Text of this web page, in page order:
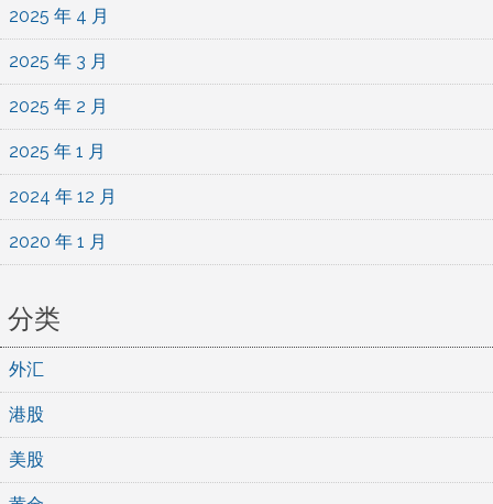
2025 年 4 月
2025 年 3 月
2025 年 2 月
2025 年 1 月
2024 年 12 月
2020 年 1 月
分类
外汇
港股
美股